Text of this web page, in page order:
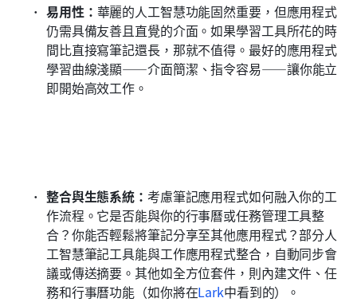
易用性： 華麗的人工智慧功能固然重要，但應用程式
仍需具備友善且直覺的介面。如果學習工具所花的時
間比直接寫筆記還長，那就不值得。最好的應用程式
學習曲線淺顯——介面簡潔、指令容易——讓你能立
即開始高效工作。
整合與生態系統： 考慮筆記應用程式如何融入你的工
作流程。它是否能與你的行事曆或任務管理工具整
合？你能否輕鬆將筆記分享至其他應用程式？部分人
工智慧筆記工具能與工作應用程式整合，自動同步會
議或傳送摘要。其他如全方位套件，則內建文件、任
務和行事曆功能（如你將在Lark中看到的）。